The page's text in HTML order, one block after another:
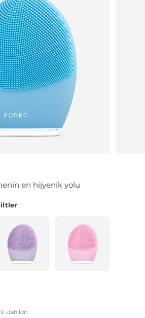
en hijyenik yolu
dahildir.